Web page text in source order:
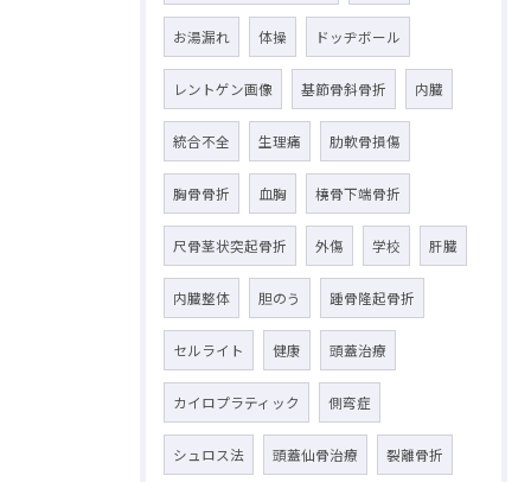
お湯漏れ 体操 ドッヂボール
レントゲン画像 基節骨斜骨折 内臓
統合不全 生理痛 肋軟骨損傷
胸骨骨折 血胸 橈骨下端骨折
尺骨茎状突起骨折 外傷 学校 肝臓
内臓整体 胆のう 踵骨隆起骨折
セルライト 健康 頭蓋治療
カイロプラティック 側弯症
シュロス法 頭蓋仙骨治療 裂離骨折